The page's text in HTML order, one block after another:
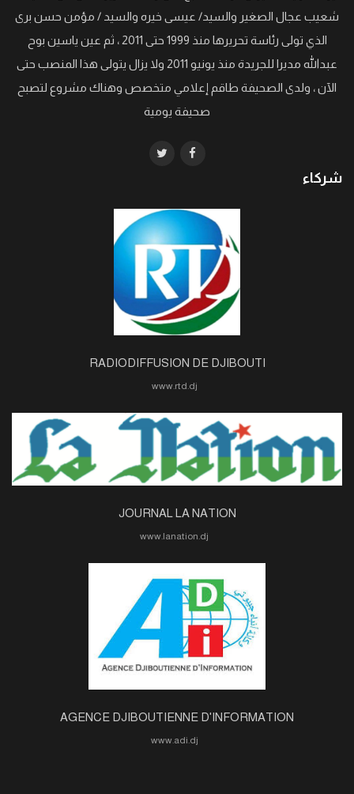
شعيب عجال الصغير والسيد/ عيسى خيره والسيد / مؤمن حسن برى
الذي تولى رئاسة تحريرها منذ 1999 حتى 2011 ، ثم عين ياسين بوح
عبدالله مديرا للجريدة منذ يونيو 2011 ولا يزال يتولى هذا المنصب حتى
الآن ، ولدى الصحيفة طاقم إعلامي متخصص وهناك مشروع لتصبح
صحيفة يومية
شركاء
RADIODIFFUSION DE DJIBOUTI
JOURNAL LA NATION
AGENCE DJIBOUTIENNE D'INFORMATION